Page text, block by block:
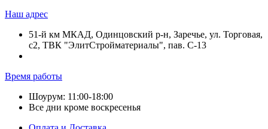
Наш адрес
51-й км МКАД, Одинцовский р-н, Заречье, ул. Торговая,
с2, ТВК "ЭлитСтройматериалы", пав. С-13
Время работы
Шоурум: 11:00-18:00
Все дни кроме воскресенья